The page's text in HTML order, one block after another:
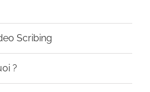
Scribing
?